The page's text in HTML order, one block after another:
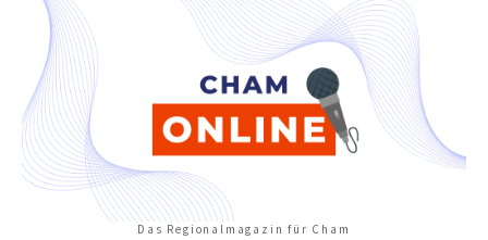
Das Regionalmagazin für Cham